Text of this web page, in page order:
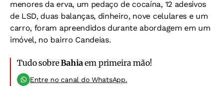
menores da erva, um pedaço de cocaína, 12 adesivos
de LSD, duas balanças, dinheiro, nove celulares e um
carro, foram apreendidos durante abordagem em um
imóvel, no bairro Candeias.
Tudo sobreBahia em primeira mão!
Entre no canal do WhatsApp.